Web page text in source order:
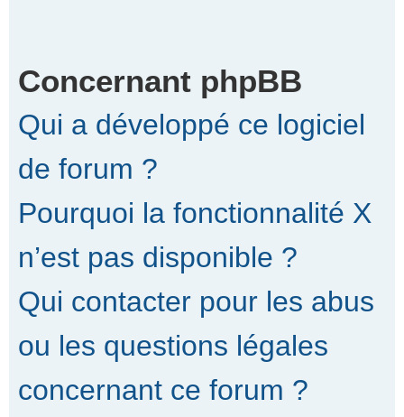
Concernant phpBB
Qui a développé ce logiciel
de forum ?
Pourquoi la fonctionnalité X
n’est pas disponible ?
Qui contacter pour les abus
ou les questions légales
concernant ce forum ?